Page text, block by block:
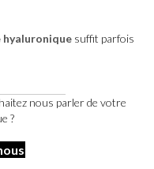
hyaluronique suffit parfois
nous parler de votre
?